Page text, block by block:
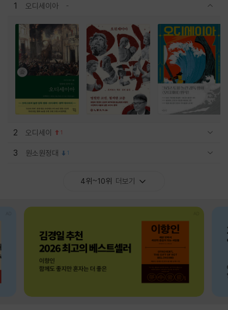
1 오디세이아
2 오디세이 1
3 원소원정대 1
4위~10위 더보기